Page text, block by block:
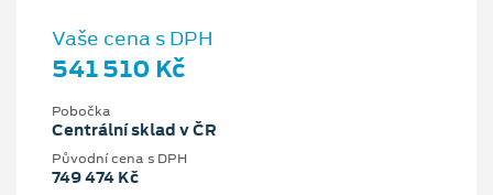
Vaše cena s DPH
541 510 Kč
Pobočka
Centrální sklad v ČR
Původní cena s DPH
749 474 Kč